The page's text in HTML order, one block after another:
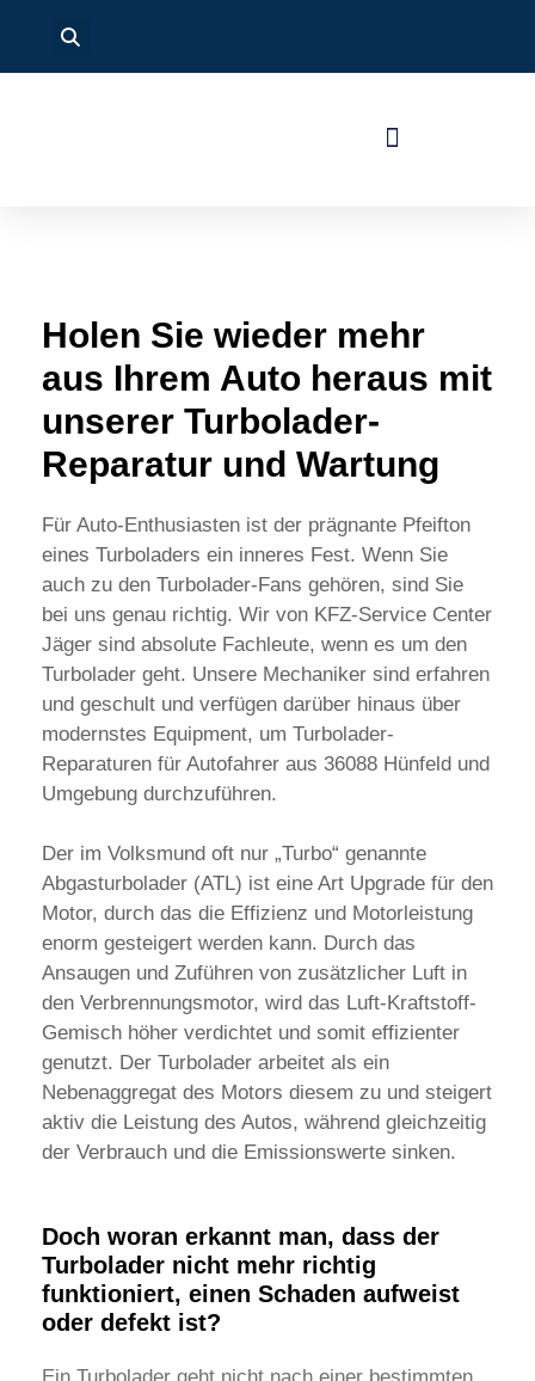
Holen Sie wieder mehr
aus Ihrem Auto heraus mit
unserer Turbolader-
Reparatur und Wartung
Für Auto-Enthusiasten ist der prägnante Pfeifton
eines Turboladers ein inneres Fest. Wenn Sie
auch zu den Turbolader-Fans gehören, sind Sie
bei uns genau richtig. Wir von KFZ-Service Center
Jäger sind absolute Fachleute, wenn es um den
Turbolader geht. Unsere Mechaniker sind erfahren
und geschult und verfügen darüber hinaus über
modernstes Equipment, um Turbolader-
Reparaturen für Autofahrer aus 36088 Hünfeld und
Umgebung durchzuführen.
Der im Volksmund oft nur „Turbo“ genannte
Abgasturbolader (ATL) ist eine Art Upgrade für den
Motor, durch das die Effizienz und Motorleistung
enorm gesteigert werden kann. Durch das
Ansaugen und Zuführen von zusätzlicher Luft in
den Verbrennungsmotor, wird das Luft-Kraftstoff-
Gemisch höher verdichtet und somit effizienter
genutzt. Der Turbolader arbeitet als ein
Nebenaggregat des Motors diesem zu und steigert
aktiv die Leistung des Autos, während gleichzeitig
der Verbrauch und die Emissionswerte sinken.
Doch woran erkannt man, dass der
Turbolader nicht mehr richtig
funktioniert, einen Schaden aufweist
oder defekt ist?